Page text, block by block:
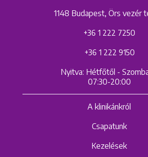
1148 Budapest, Örs vezér
+36 1 222 7250
+36 1 222 9150
Nyitva: Hétfőtől -
07:30-20:00
A klinikánkról
Csapatunk
Kezelések